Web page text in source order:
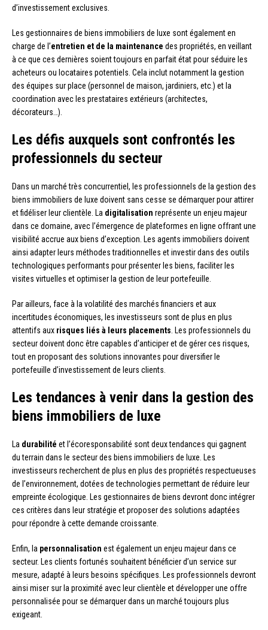
d’investissement exclusives.
Les gestionnaires de biens immobiliers de luxe sont également en
charge de l’entretien et de la maintenance des propriétés, en veillant
à ce que ces dernières soient toujours en parfait état pour séduire les
acheteurs ou locataires potentiels. Cela inclut notamment la gestion
des équipes sur place (personnel de maison, jardiniers, etc.) et la
coordination avec les prestataires extérieurs (architectes,
décorateurs…).
Les défis auxquels sont confrontés les
professionnels du secteur
Dans un marché très concurrentiel, les professionnels de la gestion des
biens immobiliers de luxe doivent sans cesse se démarquer pour attirer
et fidéliser leur clientèle. La digitalisation représente un enjeu majeur
dans ce domaine, avec l’émergence de plateformes en ligne offrant une
visibilité accrue aux biens d’exception. Les agents immobiliers doivent
ainsi adapter leurs méthodes traditionnelles et investir dans des outils
technologiques performants pour présenter les biens, faciliter les
visites virtuelles et optimiser la gestion de leur portefeuille.
Par ailleurs, face à la volatilité des marchés financiers et aux
incertitudes économiques, les investisseurs sont de plus en plus
attentifs aux risques liés à leurs placements . Les professionnels du
secteur doivent donc être capables d’anticiper et de gérer ces risques,
tout en proposant des solutions innovantes pour diversifier le
portefeuille d’investissement de leurs clients.
Les tendances à venir dans la gestion des
biens immobiliers de luxe
La durabilité et l’écoresponsabilité sont deux tendances qui gagnent
du terrain dans le secteur des biens immobiliers de luxe. Les
investisseurs recherchent de plus en plus des propriétés respectueuses
de l’environnement, dotées de technologies permettant de réduire leur
empreinte écologique. Les gestionnaires de biens devront donc intégrer
ces critères dans leur stratégie et proposer des solutions adaptées
pour répondre à cette demande croissante.
Enfin, la personnalisation est également un enjeu majeur dans ce
secteur. Les clients fortunés souhaitent bénéficier d’un service sur
mesure, adapté à leurs besoins spécifiques. Les professionnels devront
ainsi miser sur la proximité avec leur clientèle et développer une offre
personnalisée pour se démarquer dans un marché toujours plus
exigeant.